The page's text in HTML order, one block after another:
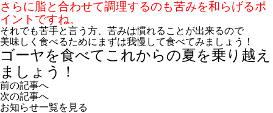
さらに脂と合わせて調理するのも苦みを和らげるポ
イントですね。
それでも苦手と言う方、苦みは慣れることが出来るので
美味しく食べるためにまずは我慢して食べてみましょう！
ゴーヤを食べてこれからの夏を乗り越え
ましょう！
前の記事へ
次の記事へ
お知らせ一覧を見る